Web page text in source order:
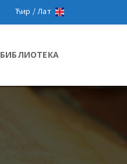
Ћир /Лат
БИБЛИОТЕКА